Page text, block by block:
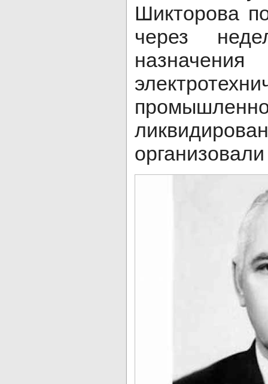
Шикторова
через